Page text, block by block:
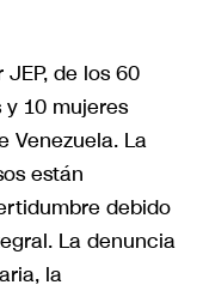
de los 60
10 mujeres
Venezuela. La
están
debido
La denuncia
la